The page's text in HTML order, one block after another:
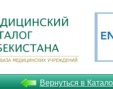
Вернуться в